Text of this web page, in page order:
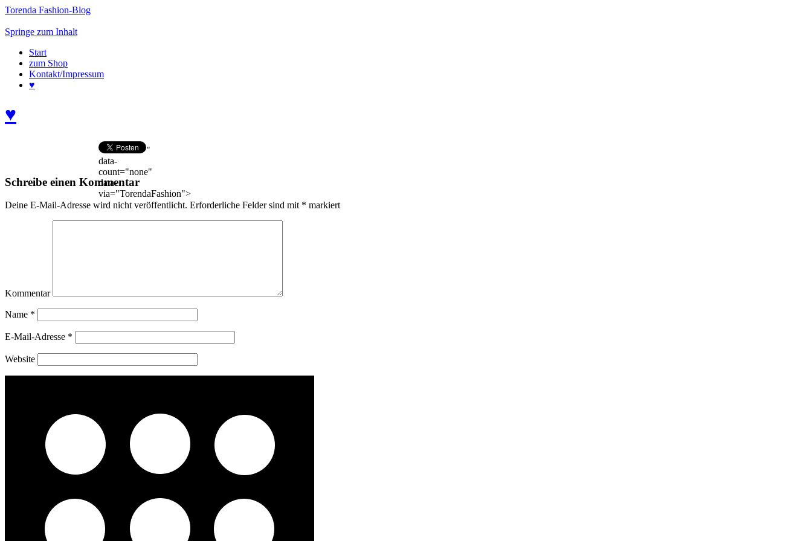
Torenda Fashion-Blog
Springe zum Inhalt
Start
zum Shop
Kontakt/Impressum
♥
♥
"
data-
count="none"
data-
via="TorendaFashion">
Schreibe einen Kommentar
Deine E-Mail-Adresse wird nicht veröffentlicht. Erforderliche Felder sind mit * markiert
Kommentar
Name *
E-Mail-Adresse *
Website